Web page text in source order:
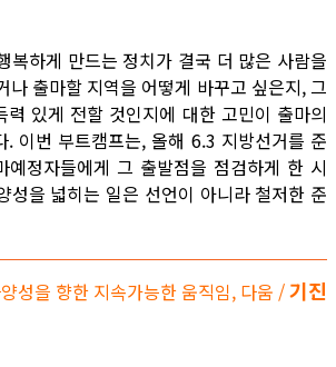
복하게 만드는 정치가 결국 더 많은 사람을
나 출마할 지역을 어떻게 바꾸고 싶은지, 그
력 있게 전할 것인지에 대한 고민이 출마의
. 이번 부트캠프는, 올해 6.3 지방선거를 준
예정자들에게 그 출발점을 점검하게 한 시
성을 넓히는 일은 선언이 아니라 철저한 준
성을 향한 지속가능한 움직임, 다움 /기진